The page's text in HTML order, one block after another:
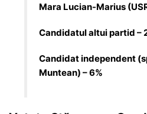
Mara Lucian-Marius
Candidatul altui partid –
Candidat independent
Muntean) – 6%